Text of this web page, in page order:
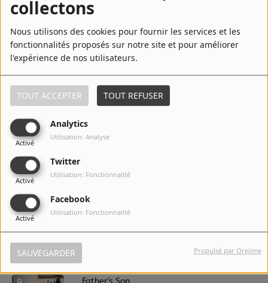
collectons
Nous utilisons des cookies pour fournir les services et les
fonctionnalités proposés sur notre site et pour améliorer
l'expérience de nos utilisateurs.
TOUT ACCEPTER TOUT REFUSER
Analytics
Activé
Utilisation: Analyse
Twitter
Activé
Utilisation: Fonctionnalité
Facebook
Activé
Utilisation: Fonctionnalité
SAUVEGARDER Propulsé par Orejime
5 Strange - Edit
6 Love Is Back
8
Father's Son